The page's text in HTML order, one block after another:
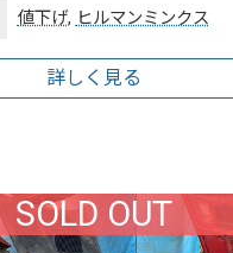
値下げ, ヒルマンミンクス
詳しく見る
SOLD OUT